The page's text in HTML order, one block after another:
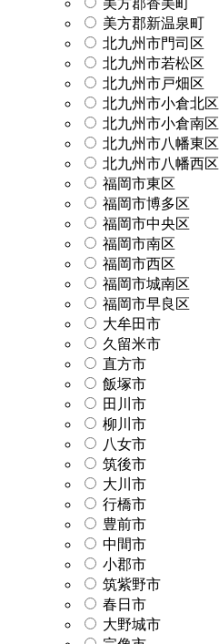
美方郡新温泉町
北九州市門司区
北九州市若松区
北九州市戸畑区
北九州市小倉北区
北九州市小倉南区
北九州市八幡東区
北九州市八幡西区
福岡市東区
福岡市博多区
福岡市中央区
福岡市南区
福岡市西区
福岡市城南区
福岡市早良区
大牟田市
久留米市
直方市
飯塚市
田川市
柳川市
八女市
筑後市
大川市
行橋市
豊前市
中間市
小郡市
筑紫野市
春日市
大野城市